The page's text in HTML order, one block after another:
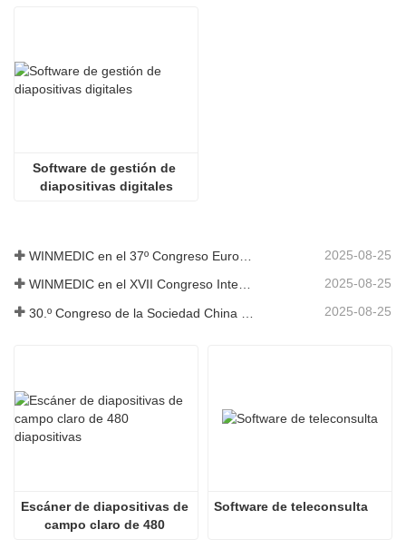
Software de gestión de
diapositivas digitales
2025-08-25
WINMEDIC en el XVII Congreso Internacional de Toxicología 2025-08-25
2025-08-25
Escáner de diapositivas de
campo claro de 480
Software de teleconsulta